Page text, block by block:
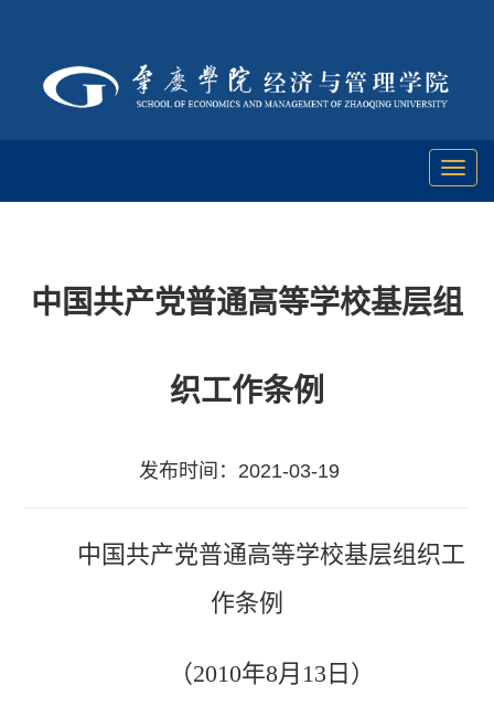
Toggle
中国共产党普通高等学校基层组
织工作条例
发布时间：2021-03-19
中国共产党普通高等学校基层组织工
作条例
（2010年8月13日）